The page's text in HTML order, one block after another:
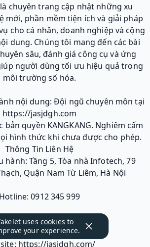
là chuyên trang cập nhật những xu
mới, phần mềm tiện ích và giải pháp
cho cá nhân, doanh nghiệp và cộng
dung. Chúng tôi mang đến các bài
sâu, đánh giá công cụ và ứng
người dùng tối ưu hiệu quả trong
môi trường số hóa.
nội dung: Đội ngũ chuyên môn tại
https://jasjdgh.com
quyền KANGKANG. Nghiêm cấm
hình thức khi chưa được cho phép.
Thông Tin Liên Hệ
hành: Tầng 5, Tòa nhà Infotech, 79
Quận Nam Từ Liêm, Hà Nội
Hotline: 0912 345 999
hệ: support@jasjdgh.com
https://jasjdgh.com/
uses cookies to
your experience.